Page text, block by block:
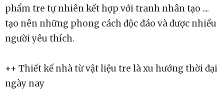
phẩm tre tự nhiên kết hợp với tranh nhân tạo ....
tạo nên những phong cách độc đáo và được nhiều
người yêu thích.
++ Thiết kế nhà từ vật liệu tre là xu hướng thời đại
ngày nay